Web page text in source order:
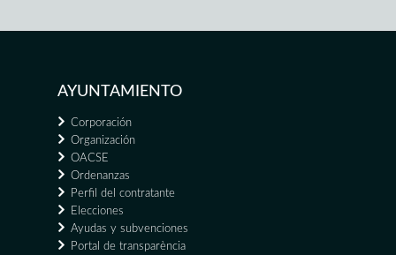
AYUNTAMIENTO
Corporación
Organización
OACSE
Ordenanzas
Perfil del contratante
Elecciones
Ayudas y subvenciones
Portal de transparència